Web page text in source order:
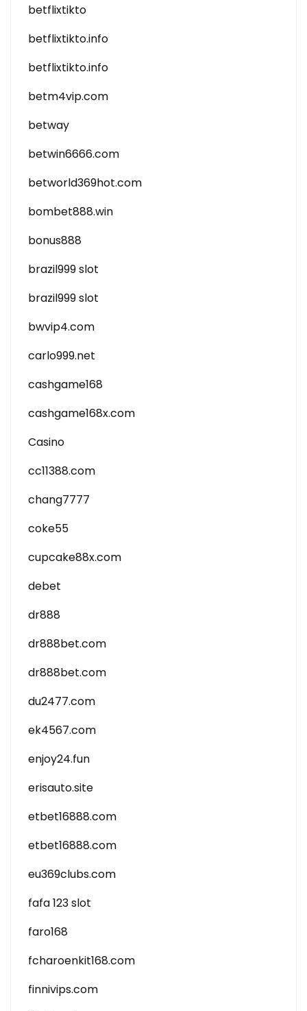
betflixtikto
betflixtikto.info
betflixtikto.info
betm4vip.com
betway
betwin6666.com
betworld369hot.com
bombet888.win
bonus888
brazil999 slot
brazil999 slot
bwvip4.com
carlo999.net
cashgame168
cashgame168x.com
Casino
cc11388.com
chang7777
coke55
cupcake88x.com
debet
dr888
dr888bet.com
dr888bet.com
du2477.com
ek4567.com
enjoy24.fun
erisauto.site
etbet16888.com
etbet16888.com
eu369clubs.com
fafa 123 slot
faro168
fcharoenkit168.com
finnivips.com